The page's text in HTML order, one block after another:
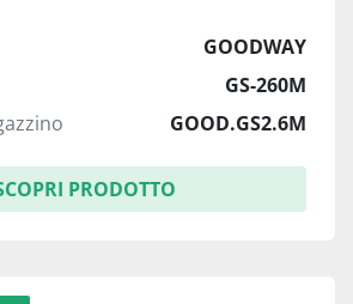
GOODWAY
GS-260M
GOOD.GS2.6M
PRODOTTO